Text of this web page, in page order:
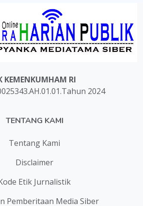
KEMENKUMHAM RI
2024
TENTANG KAMI
Tentang Kami
Disclaimer
Etik Jurnalistik
Pemberitaan Media Siber